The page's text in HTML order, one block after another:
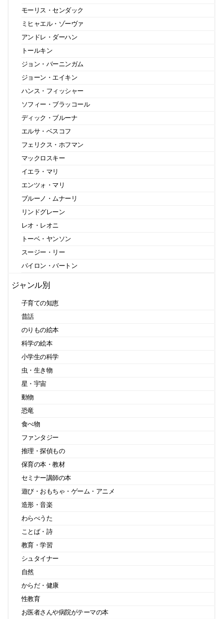
モーリス・センダック
ミヒャエル・ゾーヴァ
アンドレ・ダーハン
トールキン
ジョン・バーニンガム
ジョーン・エイキン
ハンス・フィッシャー
ソフィー・ブラッコール
ディック・ブルーナ
エルサ・ベスコフ
フェリクス・ホフマン
マックロスキー
イエラ・マリ
エンツォ・マリ
ブルーノ・ムナーリ
リンドグレーン
レオ・レオニ
トーベ・ヤンソン
スージー・リー
バイロン・バートン
ジャンル別
子育ての知恵
昔話
のりもの絵本
科学の絵本
小学生の科学
虫・生き物
星・宇宙
動物
恐竜
食べ物
ファンタジー
推理・探偵もの
保育の本・教材
セミナー講師の本
遊び・おもちゃ・ゲーム・アニメ
造形・音楽
わらべうた
ことば・詩
教育・学習
シュタイナー
自然
からだ・健康
性教育
お医者さんや病院がテーマの本